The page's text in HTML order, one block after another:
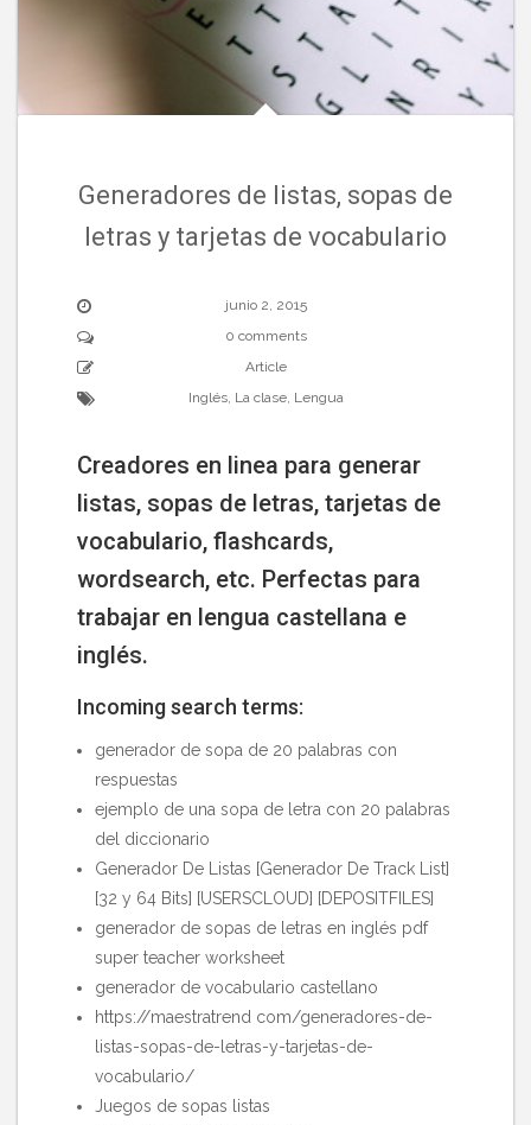
Generadores de listas, sopas de
letras y tarjetas de vocabulario
junio 2, 2015
0 comments
Article
Inglés, La clase, Lengua
Creadores en linea para generar
listas, sopas de letras, tarjetas de
vocabulario, flashcards,
wordsearch, etc. Perfectas para
trabajar en lengua castellana e
inglés.
Incoming search terms:
generador de sopa de 20 palabras con
respuestas
ejemplo de una sopa de letra con 20 palabras
del diccionario
Generador De Listas [Generador De Track List]
[32 y 64 Bits] [USERSCLOUD] [DEPOSITFILES]
generador de sopas de letras en inglés pdf
super teacher worksheet
generador de vocabulario castellano
https://maestratrend com/generadores-de-
listas-sopas-de-letras-y-tarjetas-de-
vocabulario/
Juegos de sopas listas